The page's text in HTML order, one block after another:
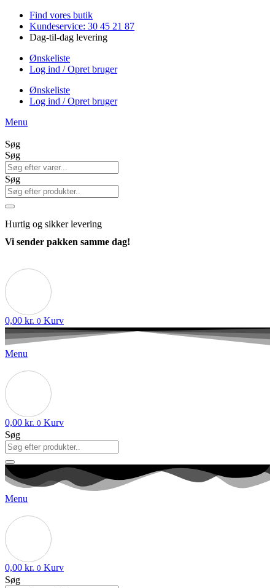
Videre
indhold
Find vores butik
Kundeservice: 30 45 21 87
Dag-til-dag levering
Ønskeliste
Log ind / Opret bruger
Ønskeliste
Log ind / Opret bruger
Menu
Søg
Søg
Søg
Hurtig og sikker levering
Vi sender pakken samme dag!
0,00 kr. 0 Kurv
Menu
0,00 kr. 0 Kurv
Søg
Menu
0,00 kr. 0 Kurv
Søg